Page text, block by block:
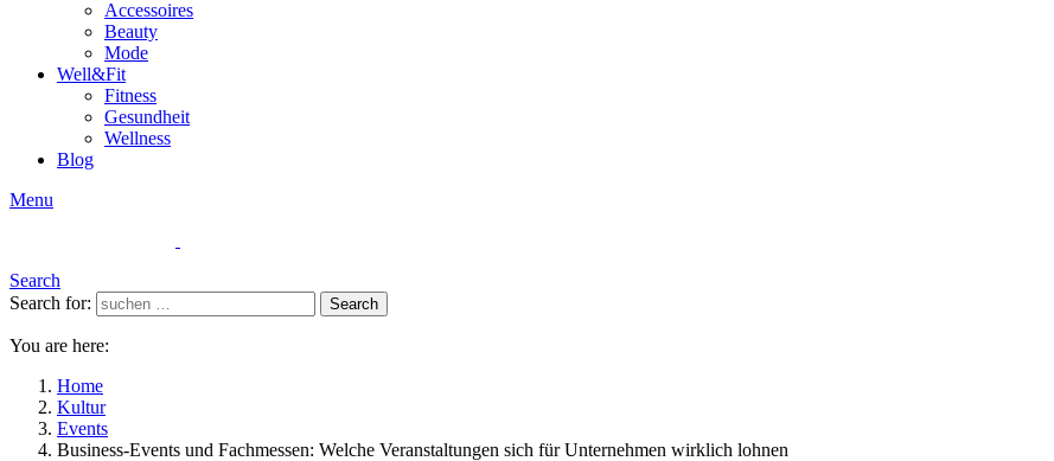
Accessoires
Beauty
Mode
Well&Fit
Fitness
Gesundheit
Wellness
Blog
Menu
Search
Search for:
Search
You are here:
Home
Kultur
Events
Business-Events und Fachmessen: Welche Veranstaltungen sich für Unternehmen wirklich lohnen